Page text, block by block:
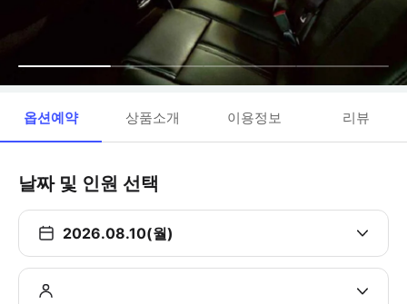
옵션예약 상품소개 이용정보 리뷰
날짜 및 인원 선택
2026.08.10(월)